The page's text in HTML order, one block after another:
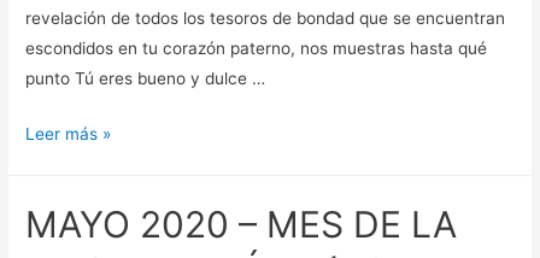
revelación de todos los tesoros de bondad que se encuentran
escondidos en tu corazón paterno, nos muestras hasta qué
punto Tú eres bueno y dulce …
MAYO
MES
DE
Leer más »
MAYO 2020 – MES DE LA